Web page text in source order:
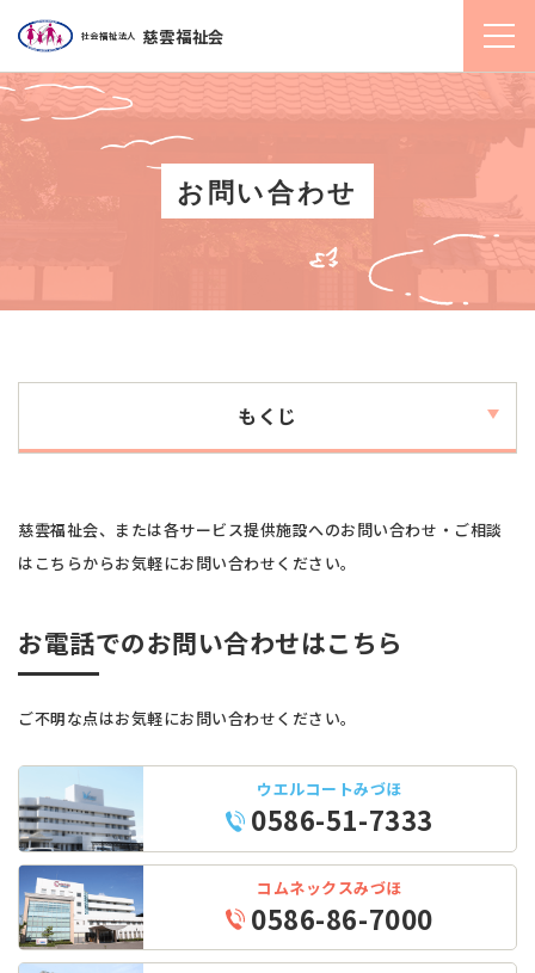
社会福祉法人 慈雲福祉会
お問い合わせ
もくじ
慈雲福祉会、または各サービス提供施設へのお問い合わせ・ご相談
はこちらからお気軽にお問い合わせください。
お電話でのお問い合わせはこちら
ご不明な点はお気軽にお問い合わせください。
ウエルコートみづほ
0586-51-7333
コムネックスみづほ
0586-86-7000